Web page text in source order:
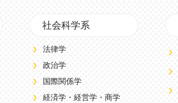
社会科学系
法律学
政治学
国際関係学
経済学・経営学・商学